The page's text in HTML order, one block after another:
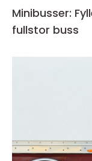
Minibusser:
fullstor buss